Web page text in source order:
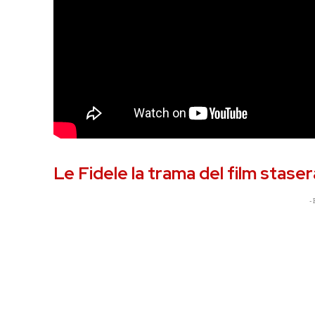
Le Fidele la trama del film
-